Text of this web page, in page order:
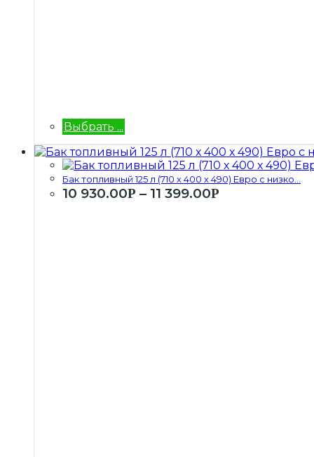
Выбрать ...
Бак топливный 125 л (710 х 400 х 490) Евро с низко...
10 930.00Р – 11 399.00Р